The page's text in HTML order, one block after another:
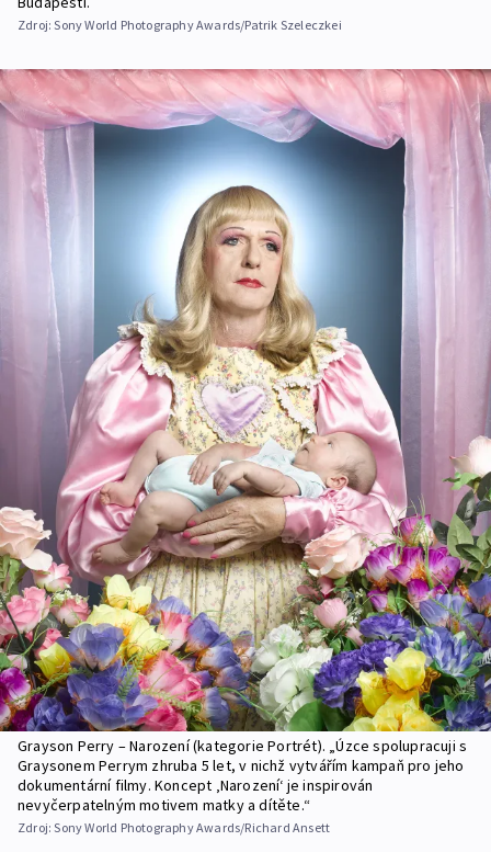
Zdroj:Sony World Photography Awards/Patrik Szeleczkei
Grayson Perry – Narození (kategorie Portrét). „Úzce spolupracuji s
Graysonem Perrym zhruba 5 let, v nichž vytvářím kampaň pro jeho
dokumentární filmy. Koncept ‚Narození‘ je inspirován
nevyčerpatelným motivem matky a dítěte.“
Zdroj:Sony World Photography Awards/Richard Ansett